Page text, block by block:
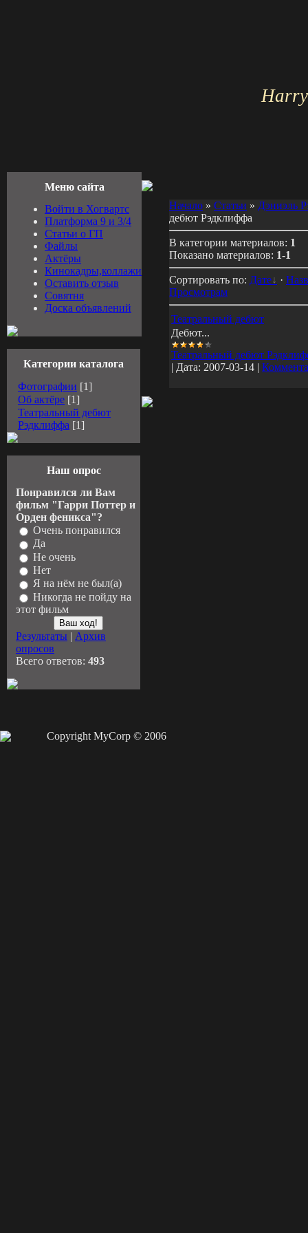
Меню сайта
Войти в Хогвартс
Платформа 9 и 3/4
Cтатьи о ГП
Файлы
Актёры
Кинокадры,коллажи
Оставить отзыв
Совятня
Доска объявлений
Категории каталога
Фотографии [1]
Об актёре [1]
Театральный дебют
Рэдклиффа [1]
Наш опрос
Понравился ли Вам
фильм "Гарри Поттер и
Орден феникса"?
Очень понравился
Да
Не очень
Нет
Я на нём не был(а)
Никогда не пойду на
этот фильм
Результаты | Архив
опросов
Всего ответов: 493
Начало » Статьи » Дэниэль
дебют Рэдклиффа
В категории материалов: 1
Показано материалов: 1-1
Сортировать по: Дате ·
Просмотрам
Театральный дебют
Дебют...
Театральный дебют
| Дата: 2007-03-14 |
Copyright MyCorp © 2006